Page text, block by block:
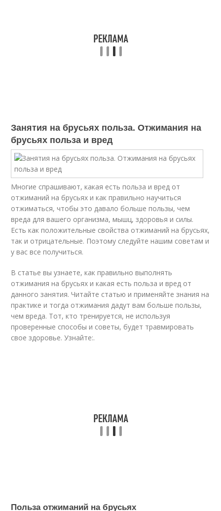
Занятия на брусьях польза. Отжимания на
брусьях польза и вред
Многие спрашивают, какая есть польза и вред от
отжиманий на брусьях и как правильно научиться
отжиматься, чтобы это давало больше пользы, чем
вреда для вашего организма, мышц, здоровья и силы.
Есть как положительные свойства отжиманий на брусьях,
так и отрицательные. Поэтому следуйте нашим советам и
у вас все получиться.
В статье вы узнаете, как правильно выполнять
отжимания на брусьях и какая есть польза и вред от
данного занятия. Читайте статью и применяйте знания на
практике и тогда отжимания дадут вам больше пользы,
чем вреда. Тот, кто тренируется, не используя
проверенные способы и советы, будет травмировать
свое здоровье. Узнайте:.
Польза отжиманий на брусьях